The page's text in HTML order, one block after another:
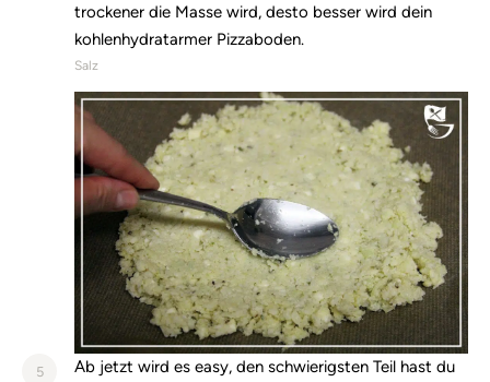
trockener die Masse wird, desto besser wird dein
kohlenhydratarmer Pizzaboden.
Salz
5
Ab jetzt wird es easy, den schwierigsten Teil hast du